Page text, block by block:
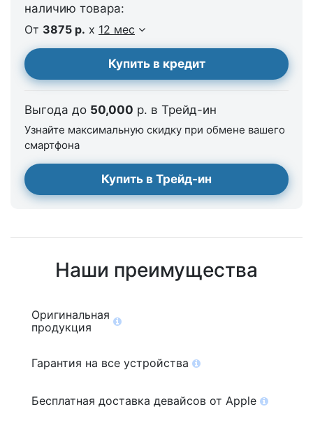
наличию товара:
От 3875 р. x 12 мес
Купить в кредит
Выгода до 50,000 р. в Трейд-ин
Узнайте максимальную скидку при обмене вашего
смартфона
Купить в Трейд-ин
Наши преимущества
Оригинальная
продукция
Гарантия на все устройства
Бесплатная доставка девайсов от Apple